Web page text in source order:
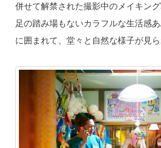
併せて解禁された撮影中のメイキン
足の踏み場もないカラフルな生活感
に囲まれて、堂々と自然な様子が見ら